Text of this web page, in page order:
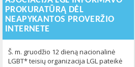
PROKURATŪRĄ DĖL
NEAPYKANTOS PROVERŽIO
INTERNETE
Š. m. gruodžio 12 dieną nacionalinė
LGBT* teisių organizacija LGL pateikė